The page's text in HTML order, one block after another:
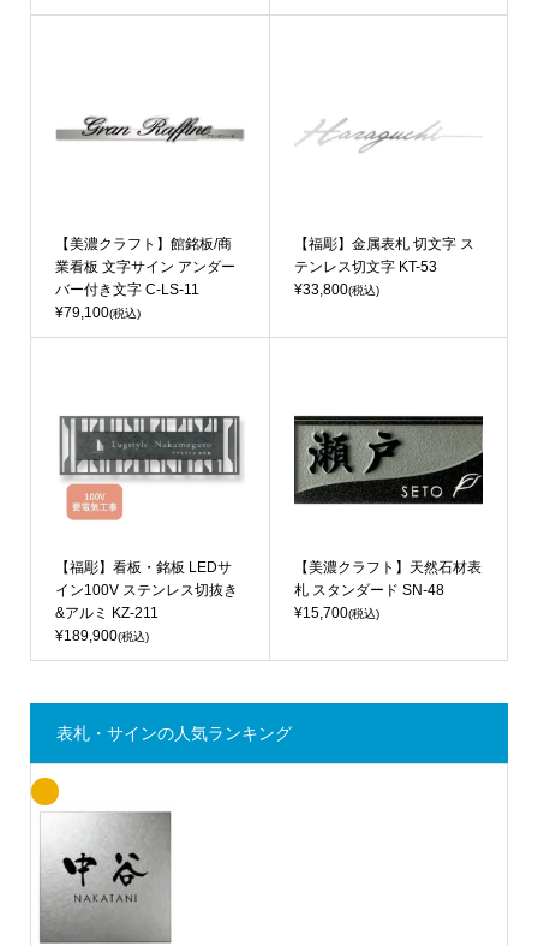
【美濃クラフト】館銘板/商
業看板 文字サイン アンダー
バー付き文字 C-LS-11
¥79,100(税込)
【福彫】金属表札 切文字 ス
テンレス切文字 KT-53
¥33,800(税込)
【福彫】看板・銘板 LEDサ
イン100V ステンレス切抜き
&アルミ KZ-211
¥189,900(税込)
【美濃クラフト】天然石材表
札 スタンダード SN-48
¥15,700(税込)
表札・サインの人気ランキング